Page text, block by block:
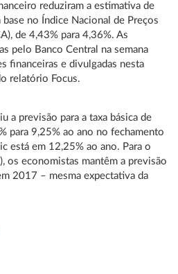
reduziram a estimativa de
no Índice Nacional de Preços
de 4,43% para 4,36%. As
pelo Banco Central na semana
financeiras e divulgadas nesta
relatório Focus.
a previsão para a taxa básica de
para 9,25% ao ano no fechamento
está em 12,25% ao ano. Para o
os economistas mantêm a previsão
2017 – mesma expectativa da